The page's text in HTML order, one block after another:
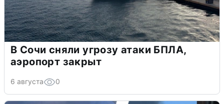
В Сочи сняли угрозу атаки БПЛА,
аэропорт закрыт
6 августа 0